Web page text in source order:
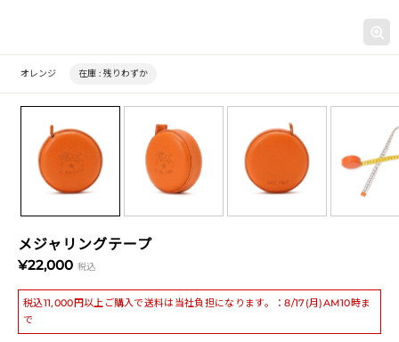
メジャリングテープ
¥22,000 税込
税込11,000円以上ご購入で送料は当社負担になります。：8/17(月)AM10時ま
で
オレンジ 在庫 : 残りわずか